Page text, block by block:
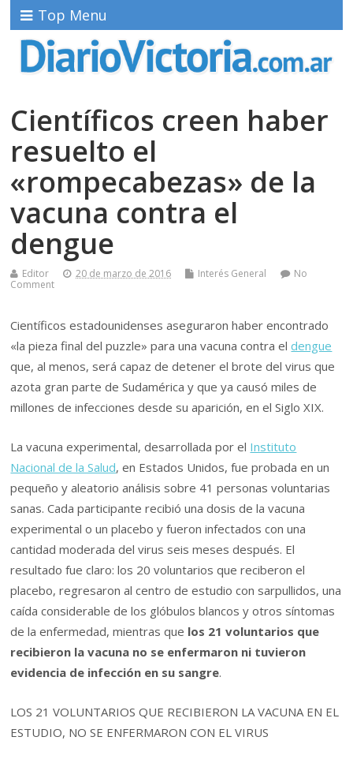
Top Menu
Científicos creen haber
resuelto el
«rompecabezas» de la
vacuna contra el
dengue
Editor 20 de marzo de 2016 Interés General
No
Comment
Científicos estadounidenses aseguraron haber encontrado
«la pieza final del puzzle» para una vacuna contra eldengue
que, al menos, será capaz de detener el brote del virus que
azota gran parte de Sudamérica y que ya causó miles de
millones de infecciones desde su aparición, en el Siglo XIX.
La vacuna experimental, desarrollada por el Instituto
Nacional de la Salud, en Estados Unidos, fue probada en un
pequeño y aleatorio análisis sobre 41 personas voluntarias
sanas. Cada participante recibió una dosis de la vacuna
experimental o un placebo y fueron infectados con una
cantidad moderada del virus seis meses después. El
resultado fue claro: los 20 voluntarios que reciberon el
placebo, regresaron al centro de estudio con sarpullidos, una
caída considerable de los glóbulos blancos y otros síntomas
de la enfermedad, mientras que los 21 voluntarios que
recibieron la vacuna no se enfermaron ni tuvieron
evidencia de infección en su sangre.
LOS 21 VOLUNTARIOS QUE RECIBIERON LA VACUNA EN EL
ESTUDIO, NO SE ENFERMARON CON EL VIRUS